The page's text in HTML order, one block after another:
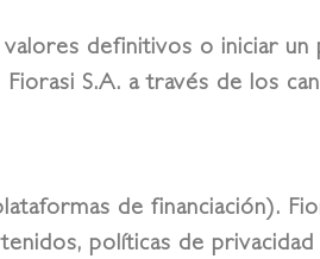
definitivos o iniciar un
S.A. a través de los
de financiación).
políticas de privacidad